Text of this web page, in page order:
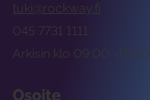
tuki@rockway.fi
Arkisin klo 09:00 -15:00
045 7731 1111
Osoite